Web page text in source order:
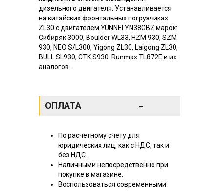
дизельного двигателя. Устанавливается
на китайских фронтальных погрузчиках
ZL30 с двигателем YUNNEI YN38GBZ марок:
Сибиряк 3000, Boulder WL33, HZM 930, SZM
930, NEO S/L300, Yigong ZL30, Laigong ZL30,
BULL SL930, CTK S930, Runmax TL872E и их
аналогов .
ОПЛАТА -
По расчетному счету для
юридических лиц, как с НДС, так и
без НДС.
Наличными непосредственно при
покупке в магазине.
Воспользоваться современными